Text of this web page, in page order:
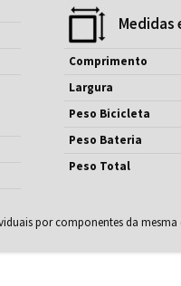
Medidas
Comprimento
Largura
Peso Bicicleta
Peso Bateria
Peso Total
por componentes da